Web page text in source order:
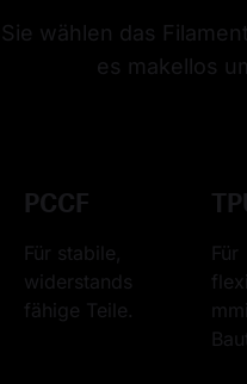
Sie wählen das
es makellos
PCCF
Für stabile,
widerstands
fähige Teile.
Für